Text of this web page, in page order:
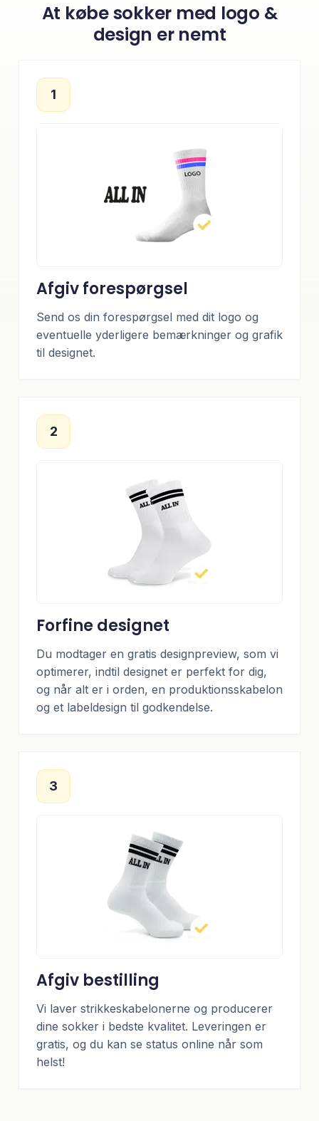
At købe sokker med logo &
design er nemt
1
Afgiv forespørgsel
Send os din forespørgsel med dit logo og
eventuelle yderligere bemærkninger og grafik
til designet.
2
Forfine designet
Du modtager en gratis designpreview, som vi
optimerer, indtil designet er perfekt for dig,
og når alt er i orden, en produktionsskabelon
og et labeldesign til godkendelse.
3
Afgiv bestilling
Vi laver strikkeskabelonerne og producerer
dine sokker i bedste kvalitet. Leveringen er
gratis, og du kan se status online når som
helst!